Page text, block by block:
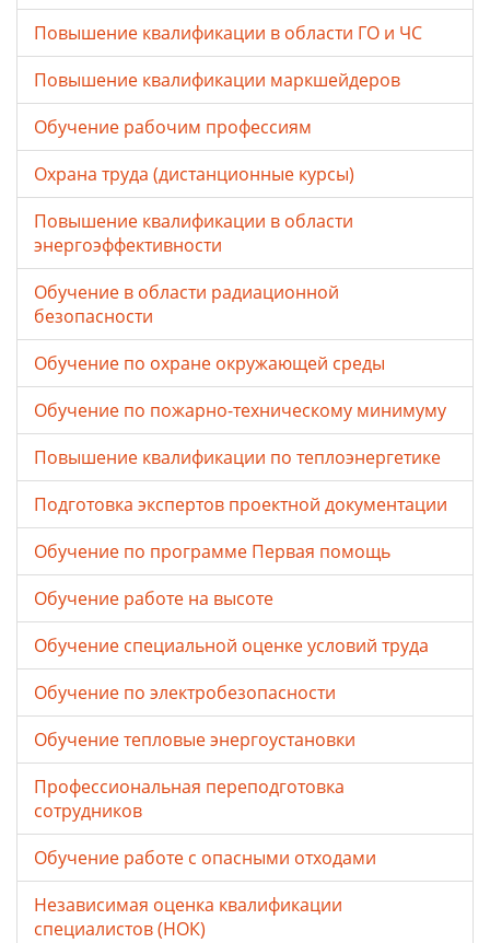
Повышение квалификации в области ГО и ЧС
Повышение квалификации маркшейдеров
Обучение рабочим профессиям
Охрана труда (дистанционные курсы)
Повышение квалификации в области
энергоэффективности
Обучение в области радиационной
безопасности
Обучение по охране окружающей среды
Обучение по пожарно-техническому минимуму
Повышение квалификации по теплоэнергетике
Подготовка экспертов проектной документации
Обучение по программе Первая помощь
Обучение работе на высоте
Обучение специальной оценке условий труда
Обучение по электробезопасности
Обучение тепловые энергоустановки
Профессиональная переподготовка
сотрудников
Обучение работе с опасными отходами
Независимая оценка квалификации
специалистов (НОК)